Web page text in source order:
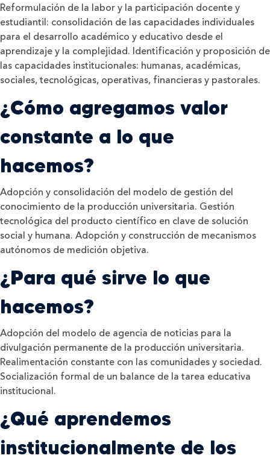
Reformulación de la labor y la participación docente y
estudiantil: consolidación de las capacidades individuales
para el desarrollo académico y educativo desde el
aprendizaje y la complejidad. Identificación y proposición de
las capacidades institucionales: humanas, académicas,
sociales, tecnológicas, operativas, financieras y pastorales.
¿Cómo agregamos valor
constante a lo que
hacemos?
Adopción y consolidación del modelo de gestión del
conocimiento de la producción universitaria. Gestión
tecnológica del producto científico en clave de solución
social y humana. Adopción y construcción de mecanismos
autónomos de medición objetiva.
¿Para qué sirve lo que
hacemos?
Adopción del modelo de agencia de noticias para la
divulgación permanente de la producción universitaria.
Realimentación constante con las comunidades y sociedad.
Socialización formal de un balance de la tarea educativa
institucional.
¿Qué aprendemos
institucionalmente de los